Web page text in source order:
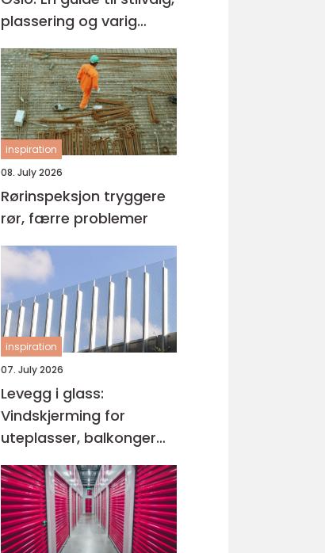
plassering og varig
kvalitet
inspiration
08. July 2026
Rørinspeksjon tryggere
rør, færre problemer
inspiration
07. July 2026
Levegg i glass:
Vindskjerming for
uteplasser, balkonger
og hager